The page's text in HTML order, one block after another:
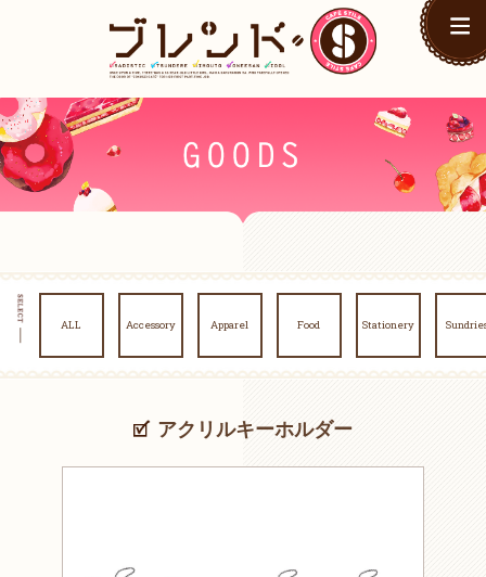
ALL Accessory Apparel Food Stationery
アクリルキーホルダー